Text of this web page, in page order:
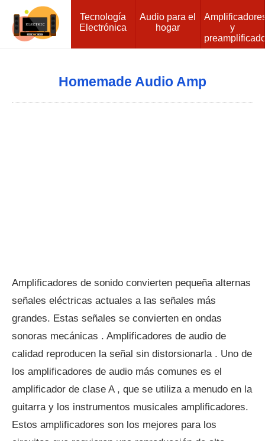
Tecnología
Electrónica
Audio para el
hogar
y
Homemade Audio Amp
Amplificadores de sonido convierten pequeña alternas
señales eléctricas actuales a las señales más
grandes. Estas señales se convierten en ondas
sonoras mecánicas . Amplificadores de audio de
calidad reproducen la señal sin distorsionarla . Uno de
los amplificadores de audio más comunes es el
amplificador de clase A , que se utiliza a menudo en la
guitarra y los instrumentos musicales amplificadores.
Estos amplificadores son los mejores para los